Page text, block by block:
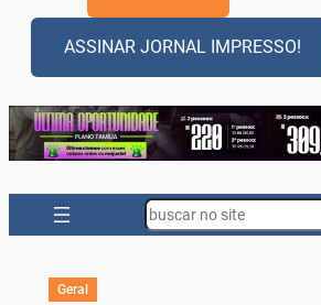
ASSINAR JORNAL IMPRESSO!
Search
Geral